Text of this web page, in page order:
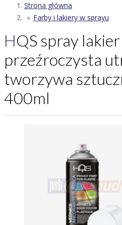
Strona główna
Farby i lakiery w sprayu
HQS spray lakier farba
przeźroczysta
tworzywa
400ml